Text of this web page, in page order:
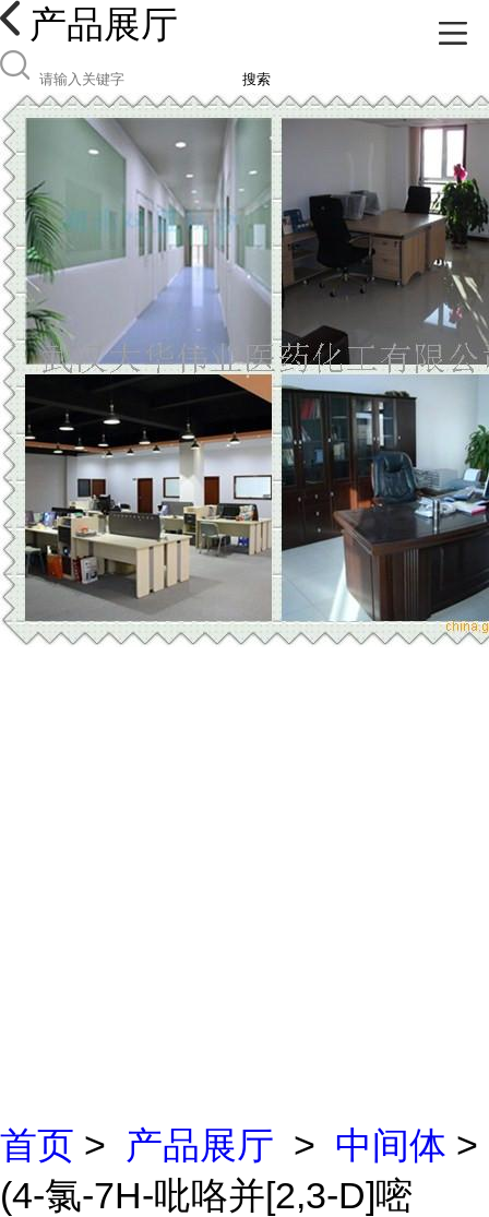
产品展厅
搜索
首页 > 产品展厅 > 中间体 >
(4-氯-7H-吡咯并[2,3-D]嘧